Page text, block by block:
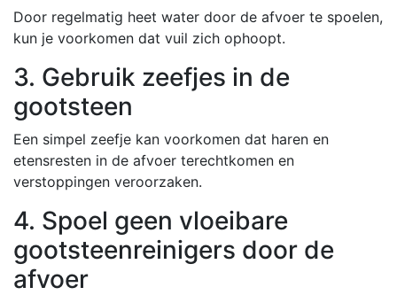
Door regelmatig heet water door de afvoer te spoelen,
kun je voorkomen dat vuil zich ophoopt.
3. Gebruik zeefjes in de
gootsteen
Een simpel zeefje kan voorkomen dat haren en
etensresten in de afvoer terechtkomen en
verstoppingen veroorzaken.
4. Spoel geen vloeibare
gootsteenreinigers door de
afvoer